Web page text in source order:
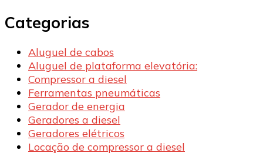
Categorias
Aluguel de cabos
Aluguel de plataforma elevatória:
Compressor a diesel
Ferramentas pneumáticas
Gerador de energia
Geradores a diesel
Geradores elétricos
Locação de compressor a diesel